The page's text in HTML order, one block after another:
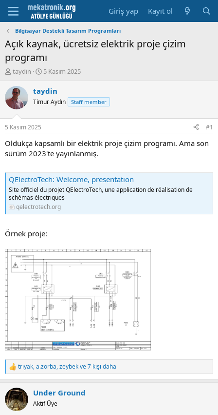
Giriş yap Kayıt ol
Bilgisayar Destekli Tasarım Programları
Açık kaynak, ücretsiz elektrik proje çizim
programı
K
n
u
y
u
b
a
ş
a
a
n
taydin
B
ş
l
a
t
a
r
i
i
5 Kasım 2025
taydin
Timur Aydın Staff member
5 Kasım 2025 #1
Oldukça kapsamlı bir elektrik proje çizim programı. Ama son
sürüm 2023'te yayınlanmış.
QElectroTech: Welcome, presentation
Site officiel du projet QElectroTech, une application de réalisation de
schémas électriques
qelectrotech.org
Örnek proje:
R
e
c
t
i
triyak,a.zorba,zeybekve 7 kişi daha
Under Ground
Aktif Üye